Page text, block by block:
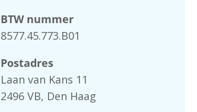
BTW nummer
8577.45.773.B01
Postadres
Laan van Kans 11
2496 VB, Den Haag